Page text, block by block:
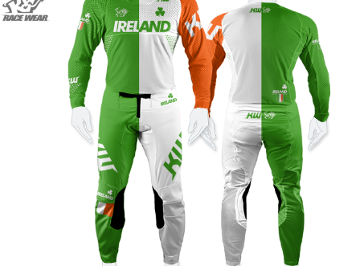
Couleur du contour
Sans contour
AJOUTER
Couleur de la police
Couleur du contour
Sans contour
AJOUTER